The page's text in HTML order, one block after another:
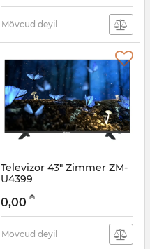
Mövcud deyil
Televizor 43" Zimmer ZM-
U4399
12011242
0,00 ₼
Mövcud deyil